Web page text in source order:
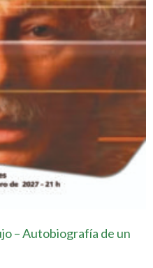
– Autobiografía de un